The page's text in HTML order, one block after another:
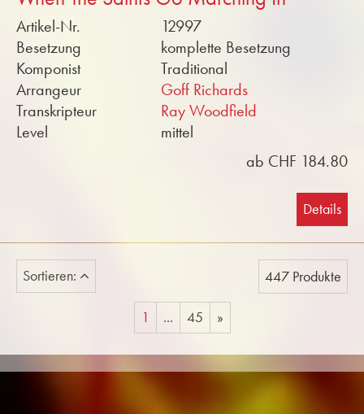
Artikel-Nr.
12997
Besetzung
komplette Besetzung
Komponist
Traditional
Arrangeur
Goff Richards
Transkripteur
Ray Woodfield
Level
mittel
ab CHF 184.80
Details
Sortieren: 447 Produkte
1 ... 45 »